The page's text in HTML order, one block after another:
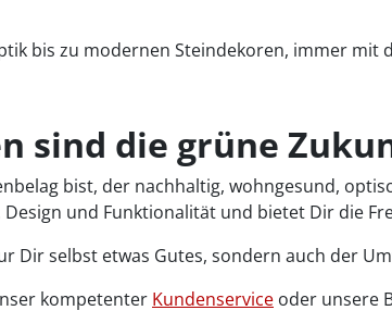
bis zu modernen Steindekoren, immer mit
sind die grüne
bist, der nachhaltig, wohngesund,
und Funktionalität und bietet Dir die
Dir selbst etwas Gutes, sondern auch der
kompetenter Kundenservice oder unsere